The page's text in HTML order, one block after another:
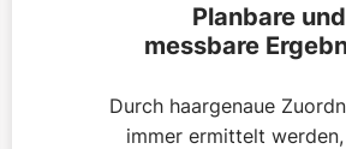
Planbare und
messbare
Durch haargenaue
immer ermittelt